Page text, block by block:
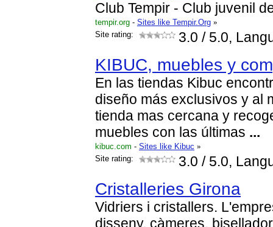
Club Tempir - Club juvenil
tempir.org - Sites like Tempir.Org »
Site rating:
3.0 / 5.0,
KIBUC, muebles y
En las tiendas Kibuc
diseño más exclusivos y al
tienda mas cercana y
muebles con las últimas ...
kibuc.com - Sites like Kibuc »
Site rating:
3.0 / 5.0,
Cristalleries Girona
Vidriers i cristallers.
disseny, càmeres,